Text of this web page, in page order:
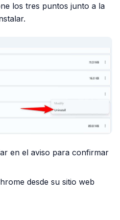
los tres puntos junto a la
en el aviso para confirmar
desde su sitio web